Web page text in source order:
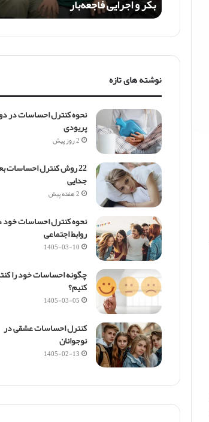
ض
ن
ش
؛
ت
ر
ا
ژ
د
ی
ی
ک
ا
ی
د
ه
ب
ک
ر
و
ا
ج
ر
ا
ی
ی
ف
ا
ع
بکر و اجرایی فاجعه‌بار
نوشته های تازه
نحوه کنترل احساسات در
پریودی
2 روز پیش
22 روش کنترل احساسات
جدایی
2 هفته پیش
نحوه کنترل احساسات خود
روابط اجتماعی
1405-03-10
چگونه احساسات خود را
کنیم؟
1405-03-05
کنترل احساسات عشقی در
نوجوانان
1405-02-13